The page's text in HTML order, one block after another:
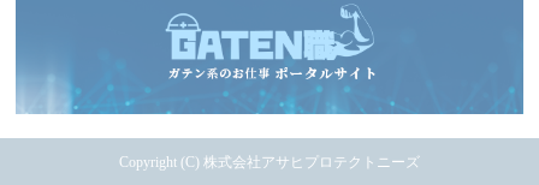
Copyright (C) 株式会社アサヒプロテクトニーズ